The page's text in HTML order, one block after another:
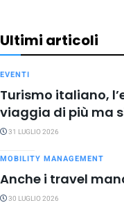
Ultimi articoli
EVENTI
Turismo italiano,
viaggia di più ma
31 LUGLIO 2026
MOBILITY MANAGEMENT
Anche i travel
30 LUGLIO 2026